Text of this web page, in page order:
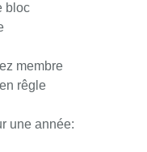
bloc
membre
rêgle
une année: